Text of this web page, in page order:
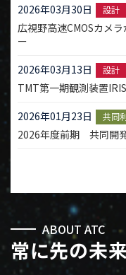
2026年03月30日 設計
広視野高速CMOSカメ
ー
2026年03月13日
設計
TMT第一期観測装置
2026年01月23日
共同
2026年度前期 共同開
ABOUT ATC
常に先の未